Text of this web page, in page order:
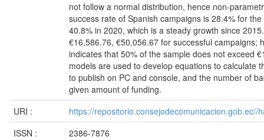
not follow a normal distribution, hence non-
success rate of Spanish campaigns is 28.4% for
40.8% in 2020, which is a steady growth since
€16,586.76, €50,056.67 for successful campaigns;
indicates that 50% of the sample does not exceed
models are used to develop equations to calculate
to publish on PC and console, and the number of
given amount of funding.
URI :
https://repositorio.consejodecomunicacion.gob.ec//
ISSN :
2386-7876